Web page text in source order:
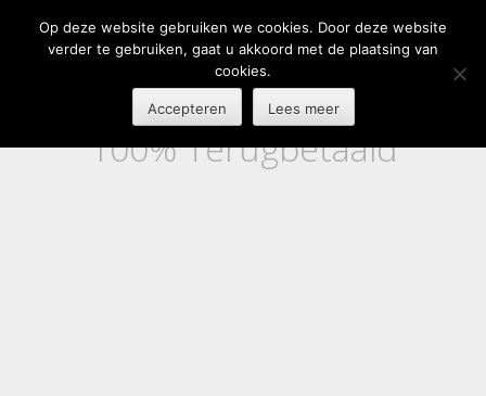
100% Terugbetaald
Op deze website gebruiken we cookies. Door deze website
verder te gebruiken, gaat u akkoord met de plaatsing van
cookies.
Accepteren Lees meer